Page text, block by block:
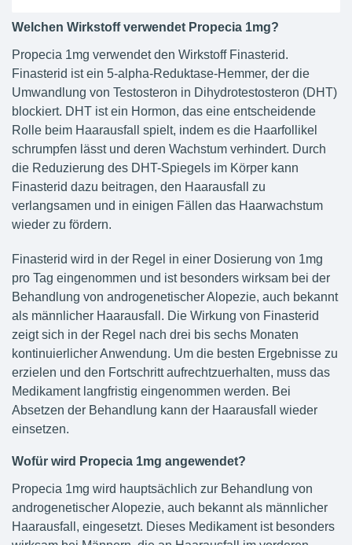
Welchen Wirkstoff verwendet Propecia 1mg?
Propecia 1mg verwendet den Wirkstoff Finasterid.
Finasterid ist ein 5-alpha-Reduktase-Hemmer, der die
Umwandlung von Testosteron in Dihydrotestosteron (DHT)
blockiert. DHT ist ein Hormon, das eine entscheidende
Rolle beim Haarausfall spielt, indem es die Haarfollikel
schrumpfen lässt und deren Wachstum verhindert. Durch
die Reduzierung des DHT-Spiegels im Körper kann
Finasterid dazu beitragen, den Haarausfall zu
verlangsamen und in einigen Fällen das Haarwachstum
wieder zu fördern.
Finasterid wird in der Regel in einer Dosierung von 1mg
pro Tag eingenommen und ist besonders wirksam bei der
Behandlung von androgenetischer Alopezie, auch bekannt
als männlicher Haarausfall. Die Wirkung von Finasterid
zeigt sich in der Regel nach drei bis sechs Monaten
kontinuierlicher Anwendung. Um die besten Ergebnisse zu
erzielen und den Fortschritt aufrechtzuerhalten, muss das
Medikament langfristig eingenommen werden. Bei
Absetzen der Behandlung kann der Haarausfall wieder
einsetzen.
Wofür wird Propecia 1mg angewendet?
Propecia 1mg wird hauptsächlich zur Behandlung von
androgenetischer Alopezie, auch bekannt als männlicher
Haarausfall, eingesetzt. Dieses Medikament ist besonders